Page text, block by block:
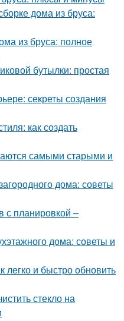
дома из бруса:
из бруса: полное
бутылки: простая
секреты создания
как создать
самыми старыми и
дома: советы
с планировкой –
дома: советы и
легко и быстро обновить
стекло на